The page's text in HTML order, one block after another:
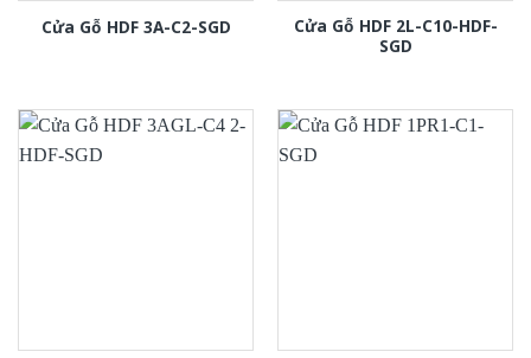
Cửa Gỗ HDF 3A-C2-SGD
Cửa Gỗ HDF 2L-C10-HDF-
SGD